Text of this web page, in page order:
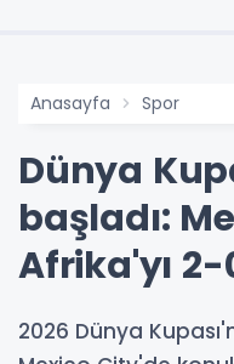
Anasayfa Spor
Dünya
başladı:
Afrika'yı
2026 Dünya